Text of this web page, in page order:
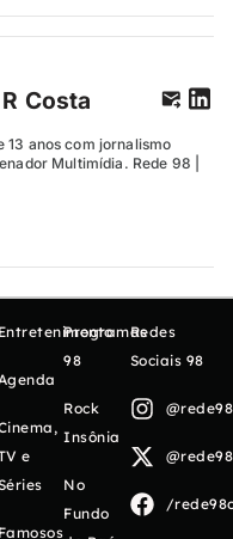
Costa
13 anos com jornalismo
Multimídia. Rede 98 |
Entretenimento
e
Famosos
Programas
98
Rock
Insônia
No
Fundo
Redes
Sociais 98
/